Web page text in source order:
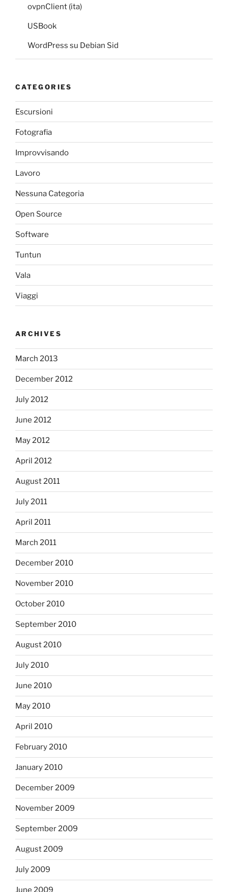
ovpnClient (ita)
USBook
WordPress su Debian Sid
CATEGORIES
Escursioni
Fotografia
Improvvisando
Lavoro
Nessuna Categoria
Open Source
Software
Tuntun
Vala
Viaggi
ARCHIVES
March 2013
December 2012
July 2012
June 2012
May 2012
April 2012
August 2011
July 2011
April 2011
March 2011
December 2010
November 2010
October 2010
September 2010
August 2010
July 2010
June 2010
May 2010
April 2010
February 2010
January 2010
December 2009
November 2009
September 2009
August 2009
July 2009
June 2009